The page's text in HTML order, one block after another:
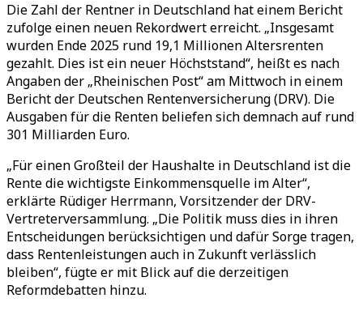
Die Zahl der Rentner in Deutschland hat einem Bericht
zufolge einen neuen Rekordwert erreicht. „Insgesamt
wurden Ende 2025 rund 19,1 Millionen Altersrenten
gezahlt. Dies ist ein neuer Höchststand“, heißt es nach
Angaben der „Rheinischen Post“ am Mittwoch in einem
Bericht der Deutschen Rentenversicherung (DRV). Die
Ausgaben für die Renten beliefen sich demnach auf rund
301 Milliarden Euro.
„Für einen Großteil der Haushalte in Deutschland ist die
Rente die wichtigste Einkommensquelle im Alter“,
erklärte Rüdiger Herrmann, Vorsitzender der DRV-
Vertreterversammlung. „Die Politik muss dies in ihren
Entscheidungen berücksichtigen und dafür Sorge tragen,
dass Rentenleistungen auch in Zukunft verlässlich
bleiben“, fügte er mit Blick auf die derzeitigen
Reformdebatten hinzu.